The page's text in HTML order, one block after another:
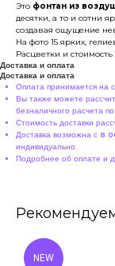
Это фонтан из
десятки, а то и сотни
создавая ощущение
На фото 15 ярких,
Расцветки и
Доставка и оплата
Доставка и оплата
Оплата принимается на
Вы также можете
безналичного расчета по
Стоимость доставки
Доставка возможна с
индивидуально.
Подробнее об оплате и
NEW